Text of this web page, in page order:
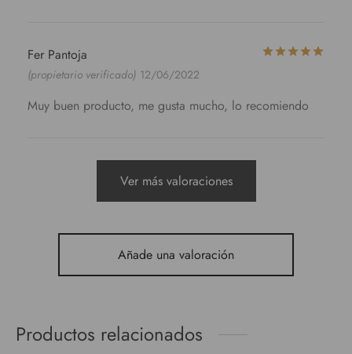
Fer Pantoja
(propietario verificado) 12/06/2022
Muy buen producto, me gusta mucho, lo recomiendo
Ver más valoraciones
Añade una valoración
Productos relacionados